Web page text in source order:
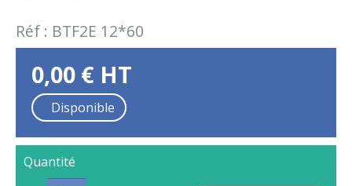
Réf : BTF2E 12*60
0,00 € HT
Disponible
Quantité